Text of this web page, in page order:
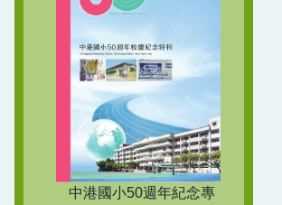
中港國小50週年紀念專